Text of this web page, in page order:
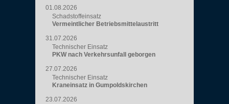
01.08.2026
Schadstoffeinsatz
Vermeintlicher Betriebsmittelaustritt
31.07.2026
Technischer Einsatz
PKW nach Verkehrsunfall geborgen
27.07.2026
Technischer Einsatz
Kraneinsatz in Gumpoldskirchen
23.07.2026